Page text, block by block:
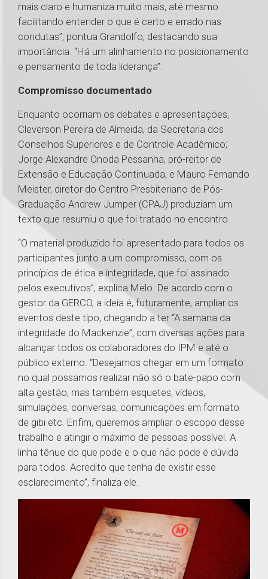
mais claro e humaniza muito mais, até mesmo
facilitando entender o que é certo e errado nas
condutas”, pontua Grandolfo, destacando sua
importância. “Há um alinhamento no posicionamento
e pensamento de toda liderança”.
Compromisso documentado
Enquanto ocorriam os debates e apresentações,
Cleverson Pereira de Almeida, da Secretaria dos
Conselhos Superiores e de Controle Acadêmico;
Jorge Alexandre Onoda Pessanha, pró-reitor de
Extensão e Educação Continuada; e Mauro Fernando
Meister, diretor do Centro Presbiteriano de Pós-
Graduação Andrew Jumper (CPAJ) produziam um
texto que resumiu o que foi tratado no encontro.
“O material produzido foi apresentado para todos os
participantes junto a um compromisso, com os
princípios de ética e integridade, que foi assinado
pelos executivos”, explica Melo. De acordo com o
gestor da GERCO, a ideia é, futuramente, ampliar os
eventos deste tipo, chegando a ter “A semana da
integridade do Mackenzie”, com diversas ações para
alcançar todos os colaboradores do IPM e até o
público externo. “Desejamos chegar em um formato
no qual possamos realizar não só o bate-papo com
alta gestão, mas também esquetes, vídeos,
simulações, conversas, comunicações em formato
de gibi etc. Enfim, queremos ampliar o escopo desse
trabalho e atingir o máximo de pessoas possível. A
linha tênue do que pode e o que não pode é dúvida
para todos. Acredito que tenha de existir esse
esclarecimento”, finaliza ele.